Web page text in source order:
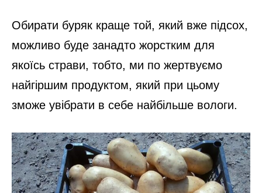
Обирати буряк краще той, який вже підсох,
можливо буде занадто жорстким для
якоїсь страви, тобто, ми по жертвуємо
найгіршим продуктом, який при цьому
зможе увібрати в себе найбільше вологи.